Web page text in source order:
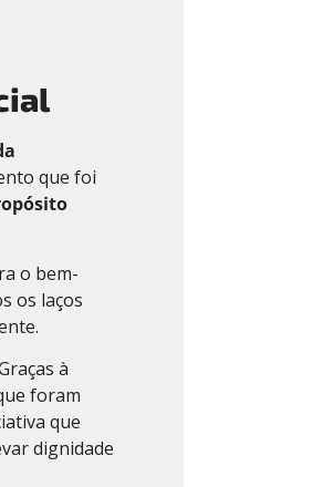
que foi
o bem-
os laços
à
foram
que
dignidade